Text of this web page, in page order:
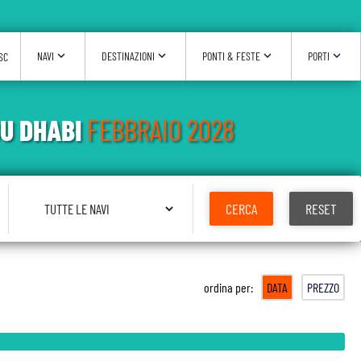
ordina per: DATA PREZZO
DHABIFEBBRAIO 2028
CERCA RESET
NAVI expand_more DESTINAZIONI expand_more PONTI & FESTE expand_more PORTI expand_more